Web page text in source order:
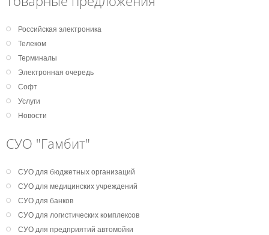
Российская электроника
Телеком
Терминалы
Электронная очередь
Софт
Услуги
Новости
СУО "Гамбит"
СУО для бюджетных организаций
СУО для медицинских учреждений
СУО для банков
СУО для логистических комплексов
СУО для предприятий автомойки